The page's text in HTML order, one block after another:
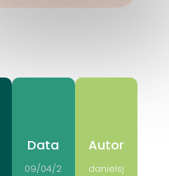
Data
09/04/2
Autor
danielsj